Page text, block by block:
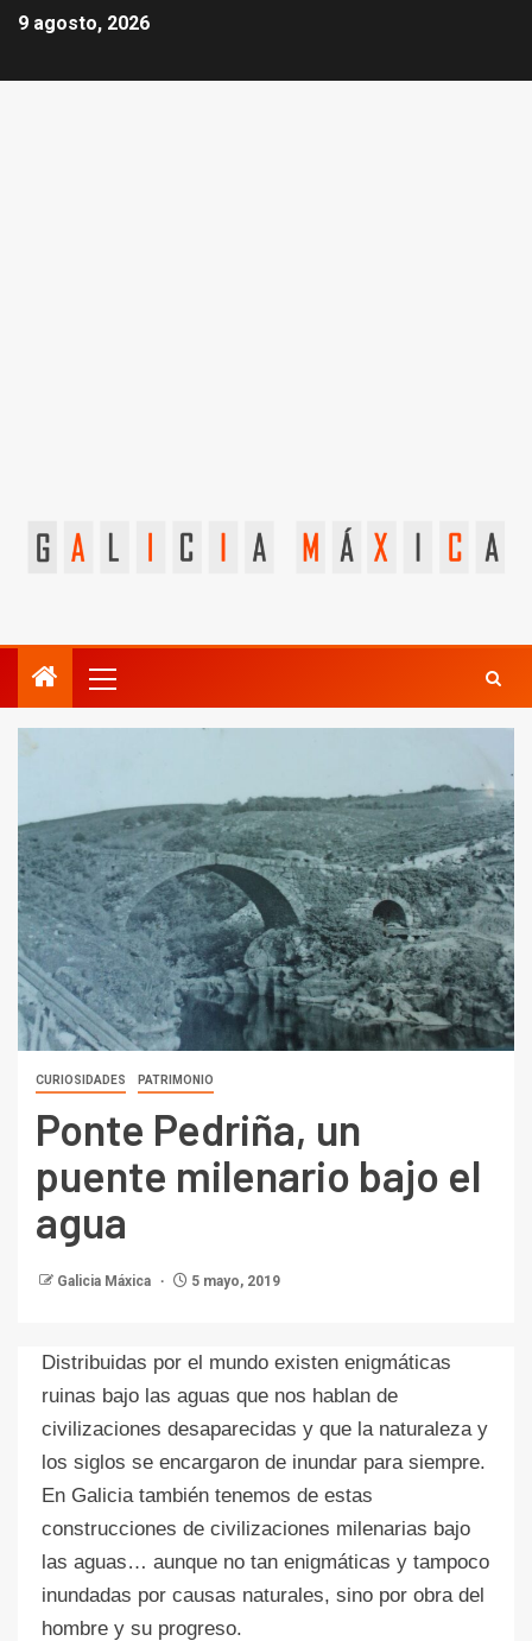
9 agosto, 2026
CURIOSIDADES PATRIMONIO
Ponte Pedriña, un
puente milenario bajo el
agua
Galicia Máxica 5 mayo, 2019
Distribuidas por el mundo existen enigmáticas
ruinas bajo las aguas que nos hablan de
civilizaciones desaparecidas y que la naturaleza y
los siglos se encargaron de inundar para siempre.
En Galicia también tenemos de estas
construcciones de civilizaciones milenarias bajo
las aguas… aunque no tan enigmáticas y tampoco
inundadas por causas naturales, sino por obra del
hombre y su progreso.